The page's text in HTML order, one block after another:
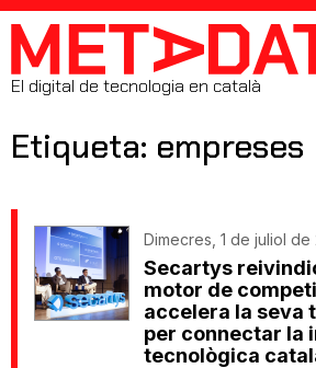
MetaData
El digital de tecnologia en català
Etiqueta: empreses
Dimecres, 1 de juliol de
Secartys
motor de
accelera la seva
per connectar la
tecnològica